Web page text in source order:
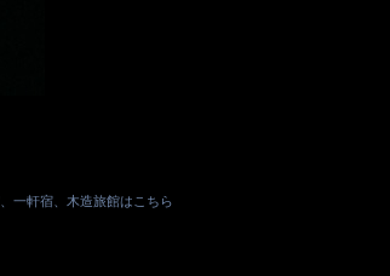
一軒宿、木造旅館はこちら